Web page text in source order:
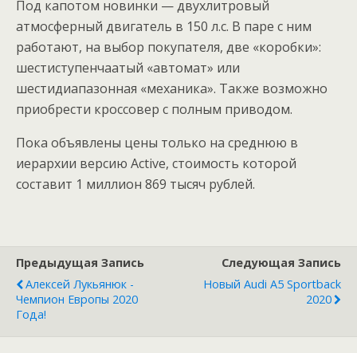
Под капотом новинки — двухлитровый
атмосферный двигатель в 150 л.с. В паре с ним
работают, на выбор покупателя, две «коробки»:
шестиступенчаатый «автомат» или
шестидиапазонная «механика». Также возможно
приобрести кроссовер с полным приводом.
Пока объявлены цены только на среднюю в
иерархии версию Active, стоимость которой
составит 1 миллион 869 тысяч рублей.
Предыдущая Запись
Алексей Лукьянюк -
Чемпион Европы 2020
Года!
Следующая Запись
Новый Audi A5 Sportback
2020